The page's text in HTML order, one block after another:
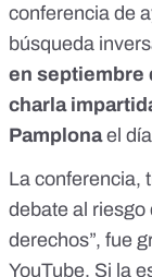
conferencia de
búsqueda
en septiembre
charla
Pamplona el
La conferencia,
debate al riesgo
derechos”, fue
YouTube. Si la